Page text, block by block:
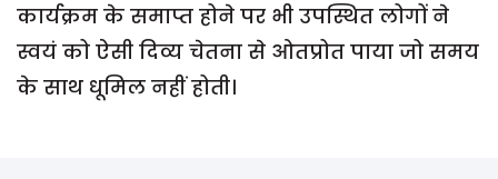
कार्यक्रम के समाप्त होने पर भी उपस्थित लोगों ने
स्वयं को ऐसी दिव्य चेतना से ओतप्रोत पाया जो समय
के साथ धूमिल नहीं होती।